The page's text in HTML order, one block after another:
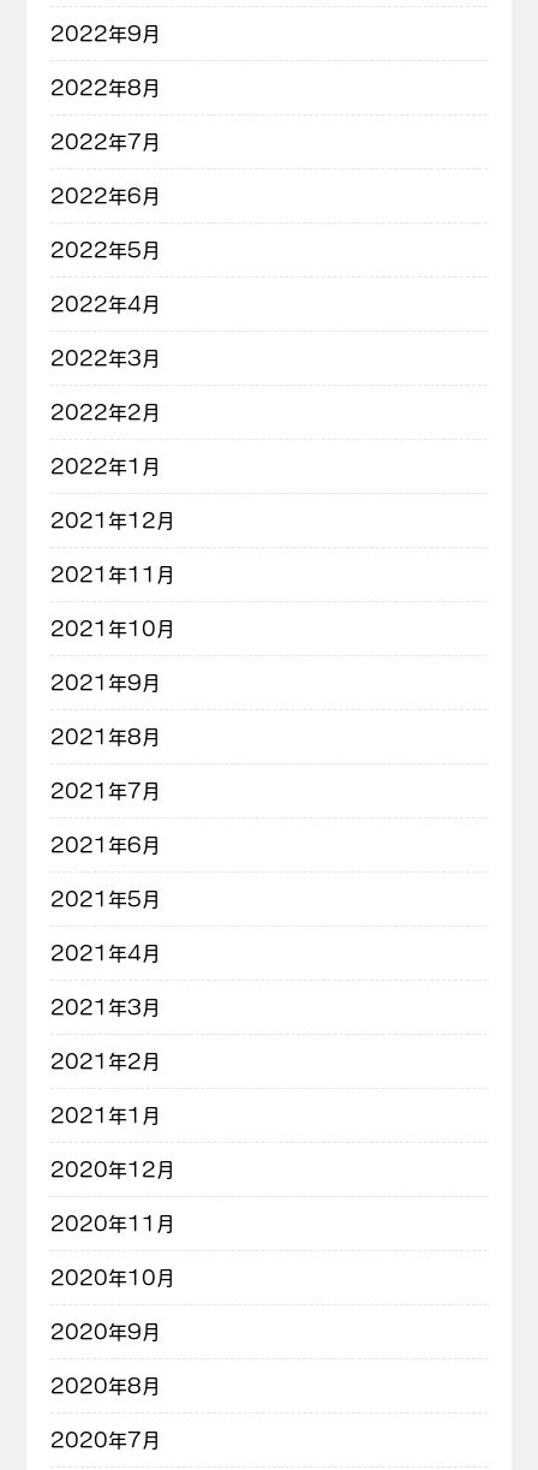
2022年9月
2022年8月
2022年7月
2022年6月
2022年5月
2022年4月
2022年3月
2022年2月
2022年1月
2021年12月
2021年11月
2021年10月
2021年9月
2021年8月
2021年7月
2021年6月
2021年5月
2021年4月
2021年3月
2021年2月
2021年1月
2020年12月
2020年11月
2020年10月
2020年9月
2020年8月
2020年7月